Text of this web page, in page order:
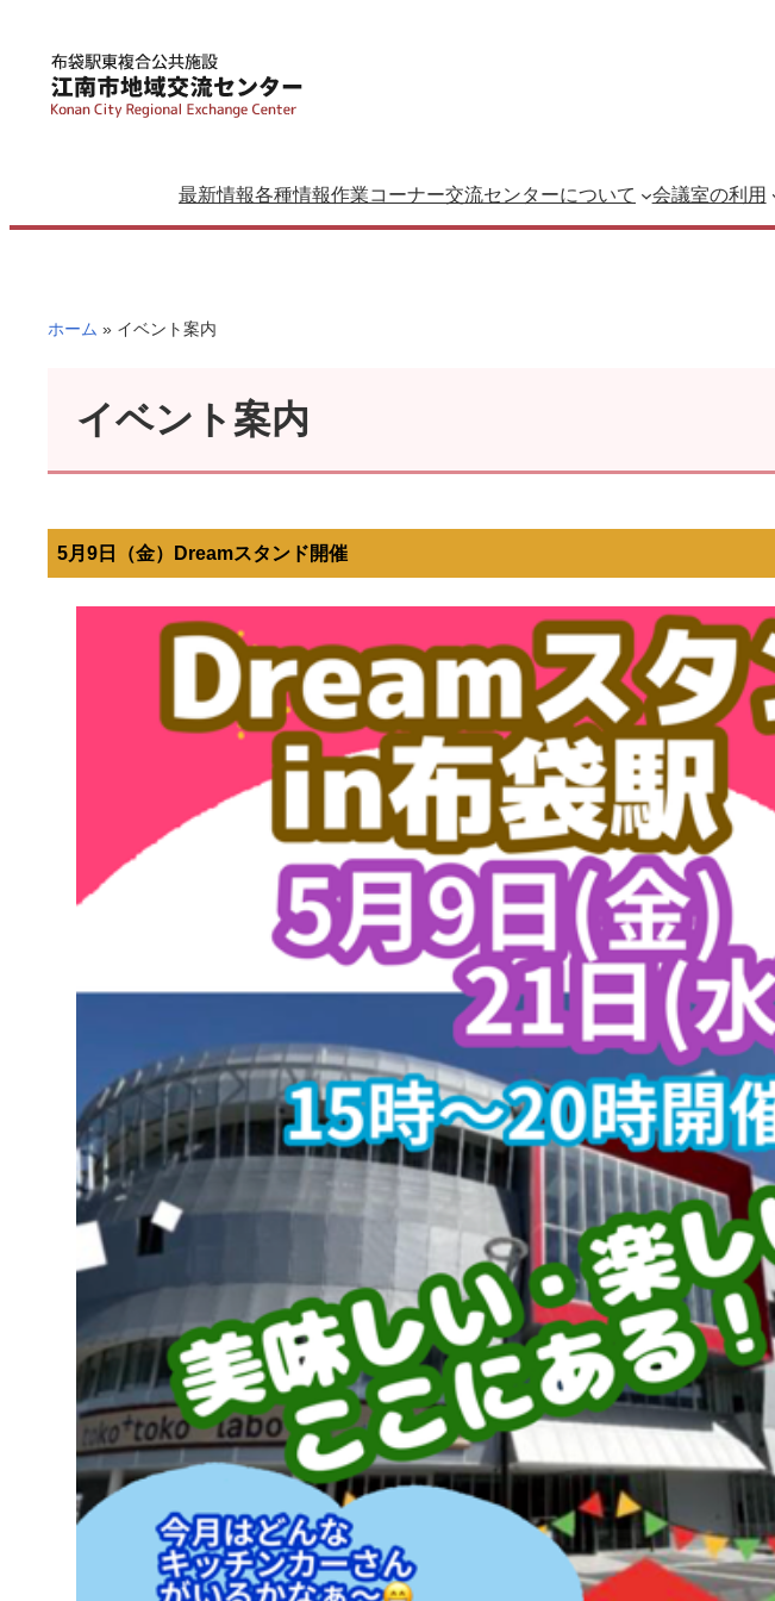
最新情報各種情報作業コーナー交流センターについて 会議室の利用
ホーム » イベント案内
イベント案内
5月9日（金）Dreamスタンド開催